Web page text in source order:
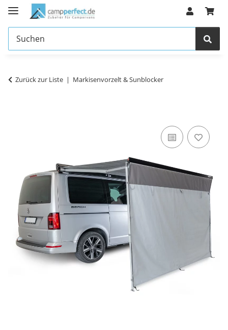
Zurück zur Liste Markisenvorzelt & Sunblocker